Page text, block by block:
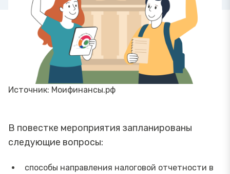
Источник: Моифинансы.рф
В повестке мероприятия запланированы
следующие вопросы:
способы направления налоговой отчетности в